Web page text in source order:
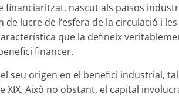
financiaritzat, nascut als països
de lucre de l’esfera de la circulació i
que la defineix
financer.
seu origen en el benefici industrial,
XIX. Això no obstant, el capital